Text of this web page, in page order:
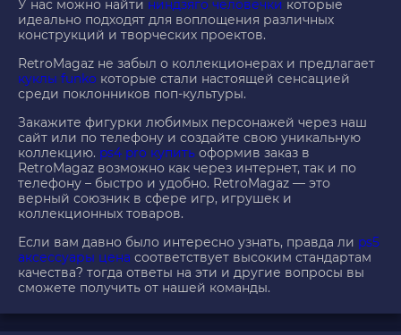
У нас можно найти ниндзяго человечки которые
идеально подходят для воплощения различных
конструкций и творческих проектов.
RetroMagaz не забыл о коллекционерах и предлагает
куклы funko которые стали настоящей сенсацией
среди поклонников поп-культуры.
Закажите фигурки любимых персонажей через наш
сайт или по телефону и создайте свою уникальную
коллекцию. ps4 pro купить оформив заказ в
RetroMagaz возможно как через интернет, так и по
телефону – быстро и удобно. RetroMagaz — это
верный союзник в сфере игр, игрушек и
коллекционных товаров.
Если вам давно было интересно узнать, правда ли ps5
аксессуары цена соответствует высоким стандартам
качества? тогда ответы на эти и другие вопросы вы
сможете получить от нашей команды.